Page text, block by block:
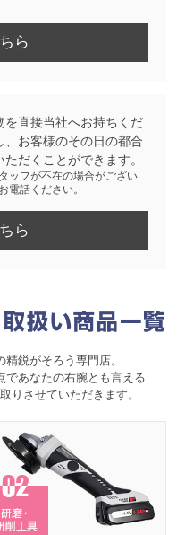
ら
を直接当社へお持ちくだ
、お客様のその日の都合
だくことができます。
ッフが不在の場合がござい
電話ください。
ら
鋭がそろう専門店。
であなたの右腕とも言える
りさせていただきます。